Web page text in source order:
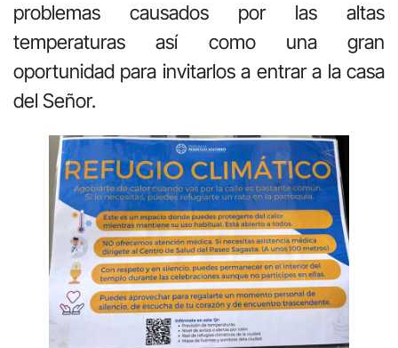
problemas causados por las altas
temperaturas así como una gran
oportunidad para invitarlos a entrar a la casa
del Señor.